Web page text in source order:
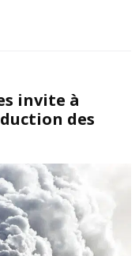
invite à
des